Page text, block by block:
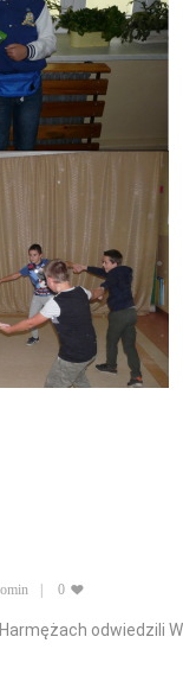
0
odwiedzili